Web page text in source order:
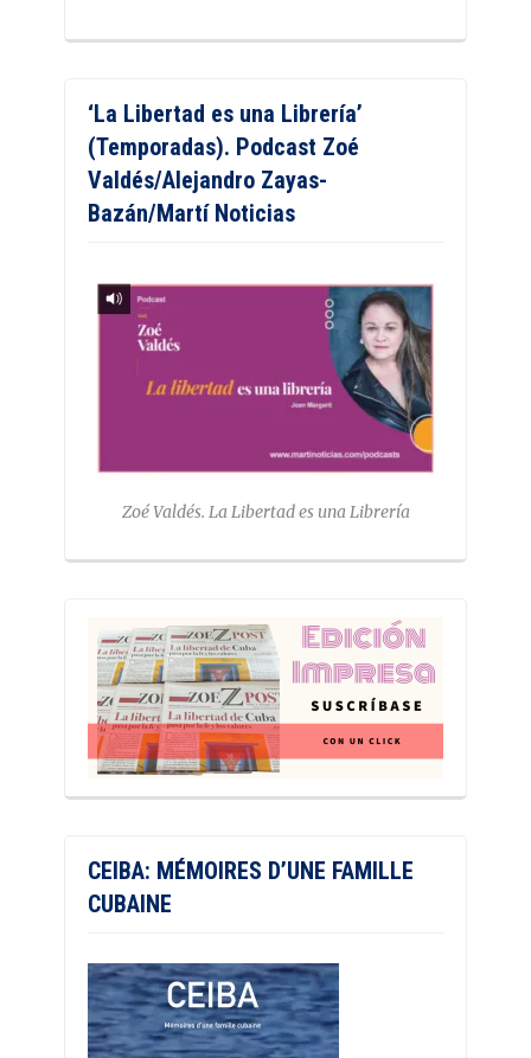
‘La Libertad es una Librería’
(Temporadas). Podcast Zoé
Valdés/Alejandro Zayas-
Bazán/Martí Noticias
Zoé Valdés. La Libertad es una Librería
CEIBA: MÉMOIRES D’UNE FAMILLE
CUBAINE